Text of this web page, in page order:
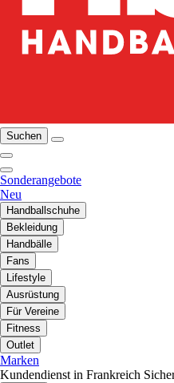
Suchen
Sonderangebote
Neu
Handballschuhe
Bekleidung
Handbälle
Fans
Lifestyle
Ausrüstung
Für Vereine
Fitness
Outlet
Marken
Kundendienst in Frankreich